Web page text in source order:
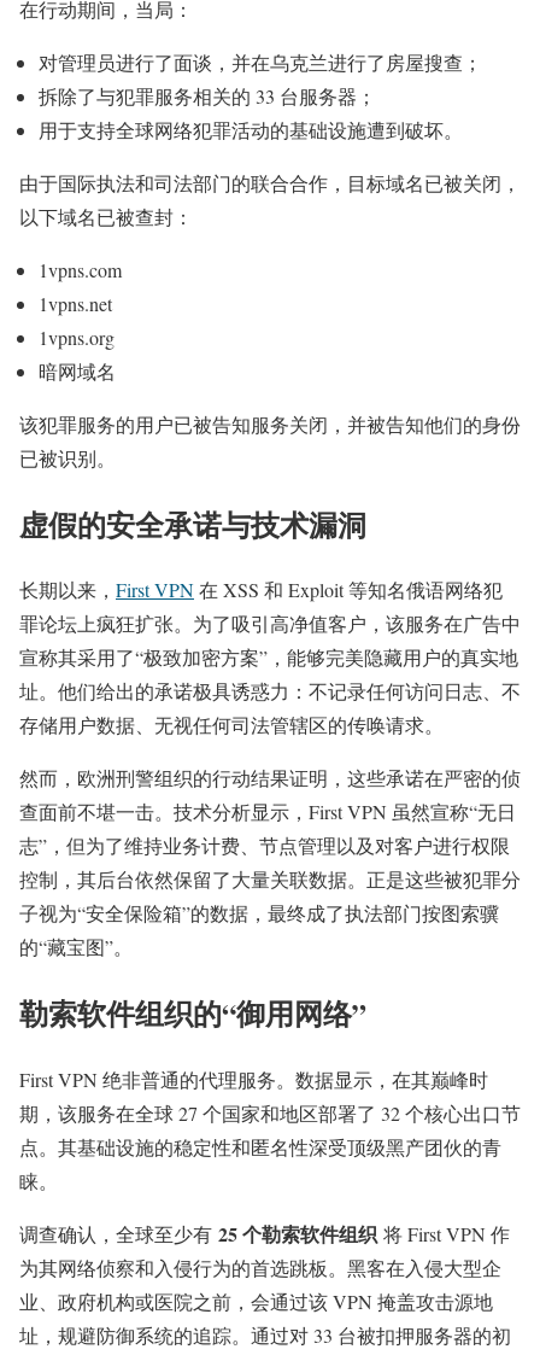
在行动期间，当局：
对管理员进行了面谈，并在乌克兰进行了房屋搜查；
拆除了与犯罪服务相关的 33 台服务器；
用于支持全球网络犯罪活动的基础设施遭到破坏。
由于国际执法和司法部门的联合合作，目标域名已被关闭，
以下域名已被查封：
1vpns.com
1vpns.net
1vpns.org
暗网域名
该犯罪服务的用户已被告知服务关闭，并被告知他们的身份
已被识别。
虚假的安全承诺与技术漏洞
长期以来， First VPN在 XSS 和 Exploit 等知名俄语网络犯
罪论坛上疯狂扩张。为了吸引高净值客户，该服务在广告中
宣称其采用了“极致加密方案”，能够完美隐藏用户的真实地
址。他们给出的承诺极具诱惑力：不记录任何访问日志、不
存储用户数据、无视任何司法管辖区的传唤请求。
然而，欧洲刑警组织的行动结果证明，这些承诺在严密的侦
查面前不堪一击。技术分析显示，First VPN 虽然宣称“无日
志”，但为了维持业务计费、节点管理以及对客户进行权限
控制，其后台依然保留了大量关联数据。正是这些被犯罪分
子视为“安全保险箱”的数据，最终成了执法部门按图索骥
的“藏宝图”。
勒索软件组织的“御用网络”
First VPN 绝非普通的代理服务。数据显示，在其巅峰时
期，该服务在全球 27 个国家和地区部署了 32 个核心出口节
点。其基础设施的稳定性和匿名性深受顶级黑产团伙的青
睐。
调查确认，全球至少有 25 个勒索软件组织 将 First VPN 作
为其网络侦察和入侵行为的首选跳板。黑客在入侵大型企
业、政府机构或医院之前，会通过该 VPN 掩盖攻击源地
址，规避防御系统的追踪。通过对 33 台被扣押服务器的初